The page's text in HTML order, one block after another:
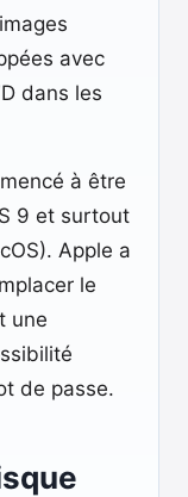
avec
dans les
à être
9 et surtout
Apple a
le
une
de passe.